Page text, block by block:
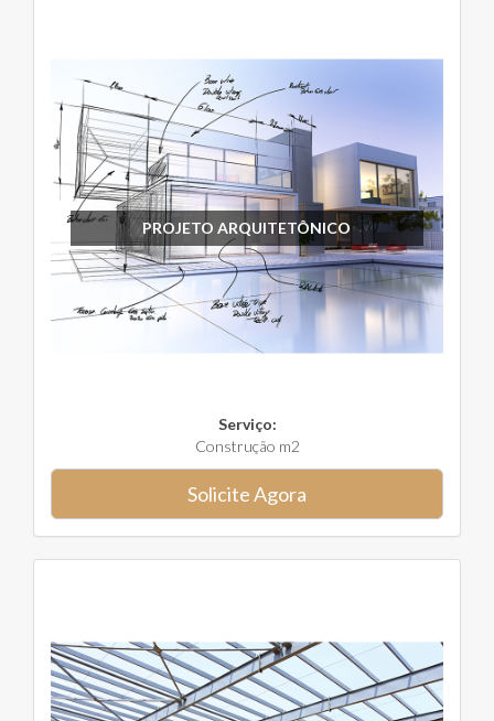
PROJETO ARQUITETÔNICO
Serviço:
Construção m2
Solicite Agora